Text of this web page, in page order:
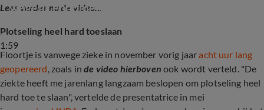
Lees verder na de video...
1:59
wegens endometriose
Plotseling heel hard toeslaan
Floortje is vanwege zieke in november vorig jaaracht uur lang
geopereerd, zoals inde video hierbovenook wordt verteld. "De
ziekte heeft me jarenlang langzaam beslopen om plotseling heel
hard toe te slaan", vertelde de presentatrice in mei